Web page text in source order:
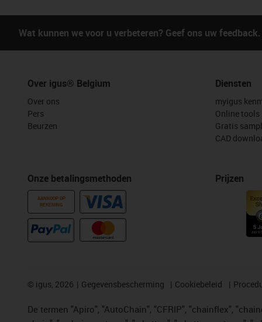
Wat kunnen we voor u verbeteren? Geef ons uw feedback.
Over igus® Belgium
Over ons
Pers
Beurzen
Onze betalingsmethoden
AANKOOP OP
REKENING
Diensten
myigus
Online tools
Gratis
CAD
Prijzen
© igus, 2026 Gegevensbescherming Cookiebeleid
De termen "Apiro", "AutoChain", "CFRIP", "chainflex",